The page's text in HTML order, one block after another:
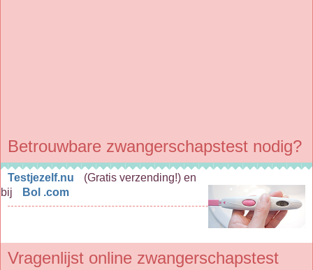
Betrouwbare zwangerschapstest nodig?
Testjezelf.nu
(Gratis verzending!) en
bij
Bol .com
Vragenlijst online zwangerschapstest